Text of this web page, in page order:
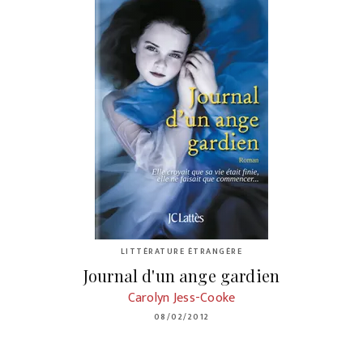
LITTÉRATURE ÉTRANGÈRE
Journal d'un ange gardien
Carolyn Jess-Cooke
08/02/2012